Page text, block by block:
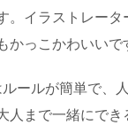
。イラストレータ
かっこかわいいで
ルールが簡単で、
人まで一緒にでき